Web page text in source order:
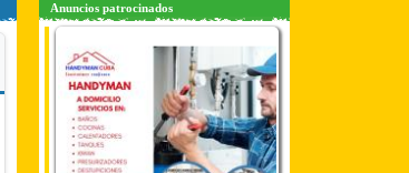
Anuncios patrocinados